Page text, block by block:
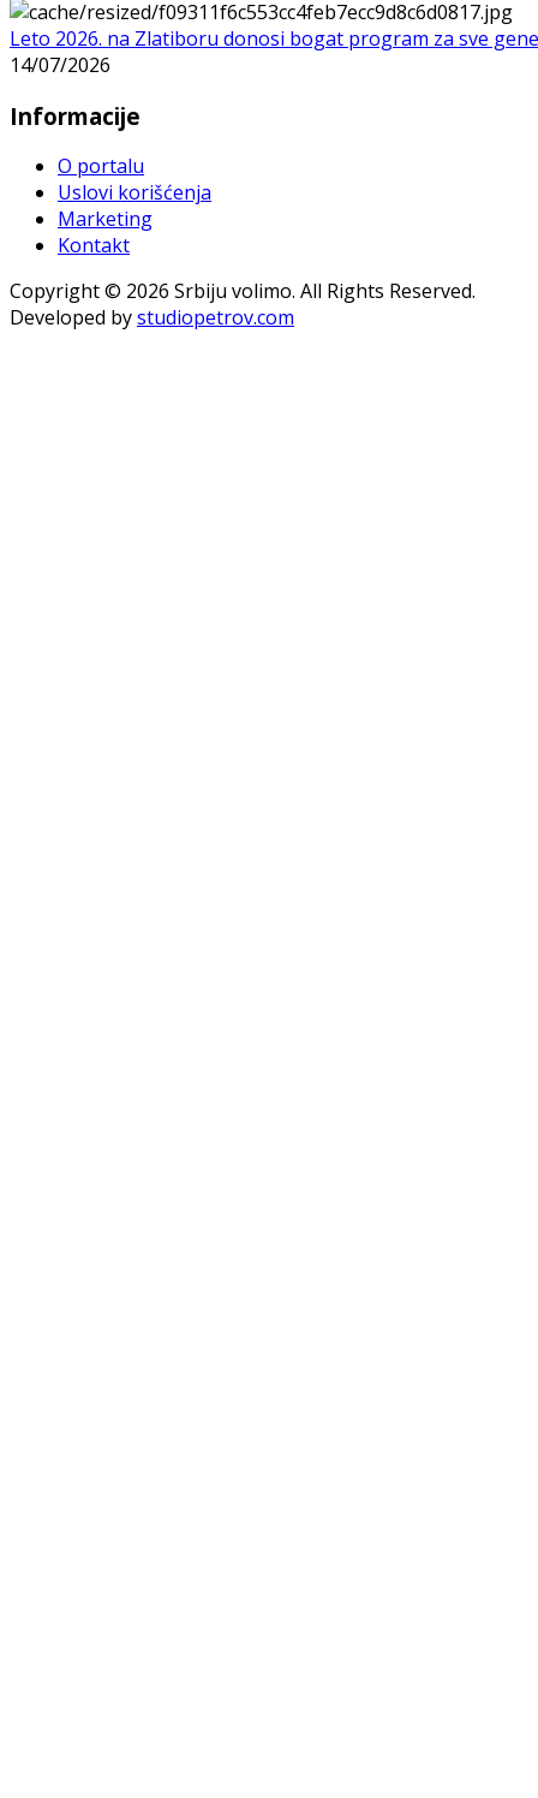
Leto 2026. na Zlatiboru donosi bogat program za sve
14/07/2026
Informacije
O portalu
Uslovi korišćenja
Marketing
Kontakt
Copyright © 2026 Srbiju volimo. All Rights Reserved.
Developed bystudiopetrov.com